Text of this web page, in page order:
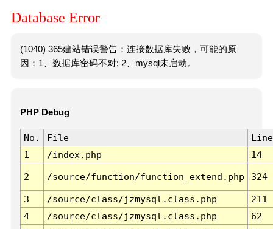
Database Error
(1040) 365建站错误警告：连接数据库失败，可能的原
因：1、数据库密码不对; 2、mysql未启动。
PHP Debug
No. File
Line
1
/index.php 14
2 /source/function/function_extend.php 324
3 /source/class/jzmysql.class.php
211
4
/source/class/jzmysql.class.php
62